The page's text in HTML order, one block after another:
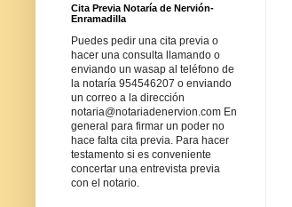
Cita Previa Notaría de Nervión-
Enramadilla
Puedes pedir una cita previa o
hacer una consulta llamando o
enviando un wasap al teléfono de
la notaría 954546207 o enviando
un correo a la dirección
notaria@notariadenervion.com En
general para firmar un poder no
hace falta cita previa. Para hacer
testamento si es conveniente
concertar una entrevista previa
con el notario.